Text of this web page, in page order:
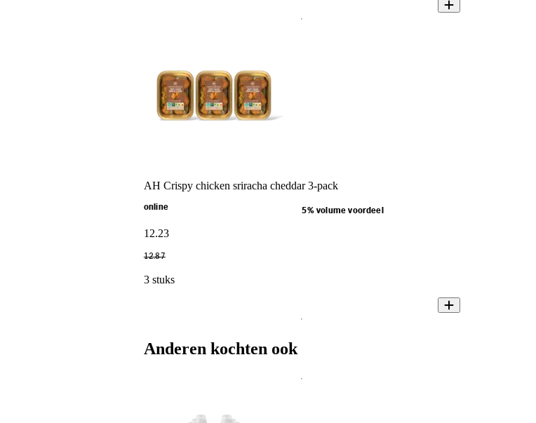
AH Crispy chicken sriracha cheddar 3-pack
online 5% volume voordeel
12.23
12.87
3 stuks
Anderen kochten ook